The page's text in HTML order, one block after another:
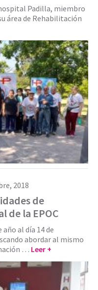
Padilla, miembro
área de Rehabilitación
2018
de
de la EPOC
al día 14 de
abordar al mismo
… Leer +